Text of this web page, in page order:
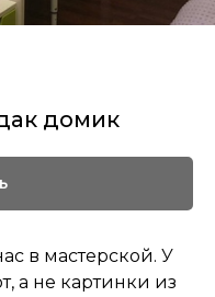
домик
в мастерской. У
а не картинки из